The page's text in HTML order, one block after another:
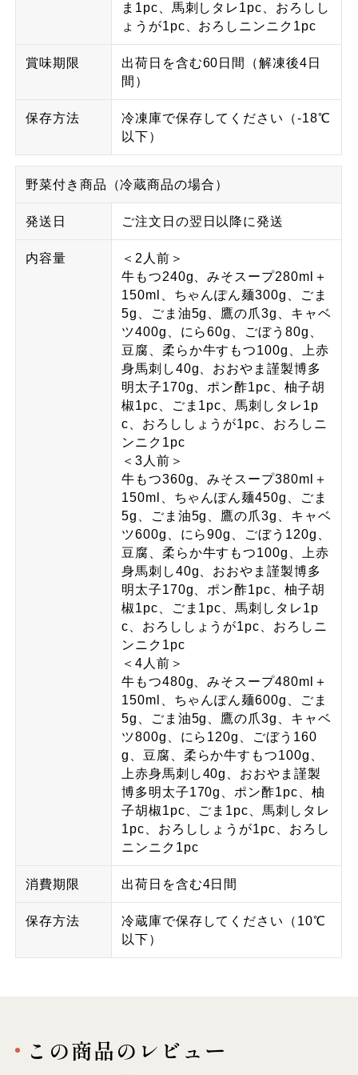
ま1pc、馬刺しタレ1pc、おろしし
ょうが1pc、おろしニンニク1pc
賞味期限
出荷日を含む60日間（解凍後4日
間）
保存方法
冷凍庫で保存してください（-18℃
以下）
野菜付き商品（冷蔵商品の場合）
発送日 ご注文日の翌日以降に発送
内容量
＜2人前＞
牛もつ240g、みそスープ280ml＋
150ml、ちゃんぽん麺300g、ごま
5g、ごま油5g、鷹の爪3g、キャベ
ツ400g、にら60g、ごぼう80g、
豆腐、柔らか牛すもつ100g、上赤
身馬刺し40g、おおやま謹製博多
明太子170g、ポン酢1pc、柚子胡
椒1pc、ごま1pc、馬刺しタレ1p
c、おろししょうが1pc、おろしニ
ンニク1pc
＜3人前＞
牛もつ360g、みそスープ380ml＋
150ml、ちゃんぽん麺450g、ごま
5g、ごま油5g、鷹の爪3g、キャベ
ツ600g、にら90g、ごぼう120g、
豆腐、柔らか牛すもつ100g、上赤
身馬刺し40g、おおやま謹製博多
明太子170g、ポン酢1pc、柚子胡
椒1pc、ごま1pc、馬刺しタレ1p
c、おろししょうが1pc、おろしニ
ンニク1pc
＜4人前＞
牛もつ480g、みそスープ480ml＋
150ml、ちゃんぽん麺600g、ごま
5g、ごま油5g、鷹の爪3g、キャベ
ツ800g、にら120g、ごぼう160
g、豆腐、柔らか牛すもつ100g、
上赤身馬刺し40g、おおやま謹製
博多明太子170g、ポン酢1pc、柚
子胡椒1pc、ごま1pc、馬刺しタレ
1pc、おろししょうが1pc、おろし
ニンニク1pc
消費期限 出荷日を含む4日間
保存方法
冷蔵庫で保存してください（10℃
以下）
この商品のレビュー